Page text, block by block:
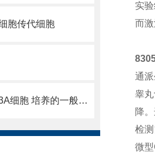
胞传代细胞
人宫颈癌细胞C-33A细胞 培养的一般过程
实
而
通
睾
降
检
微